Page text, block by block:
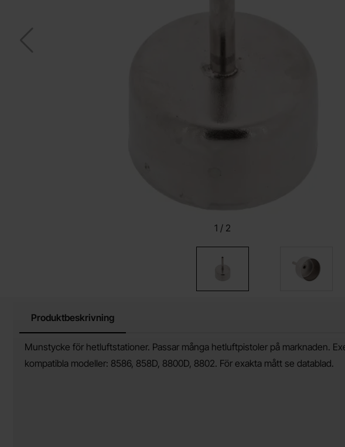
1 / 2
Produktbeskrivning
Produktbeskrivning
Munstycke för hetluftstationer. Passar många hetluftpistoler på marknaden.
kompatibla modeller: 8586, 858D, 8800D, 8802. För exakta mått se datablad.